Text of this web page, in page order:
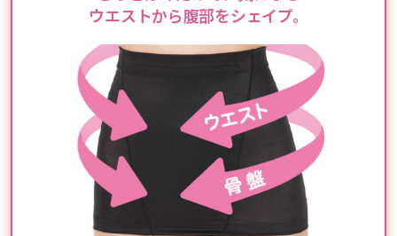
ウエストから腹部をシェイプ。